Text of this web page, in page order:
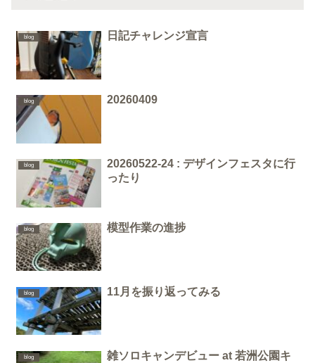
blog 日記チャレンジ宣言
blog 20260409
blog
20260522-24 : デザインフェスタに行
ったり
blog 模型作業の進捗
blog 11月を振り返ってみる
blog
雑ソロキャンデビュー at 若洲公園キ